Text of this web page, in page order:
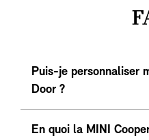
Puis-je personnaliser
Door ?
En quoi la MINI